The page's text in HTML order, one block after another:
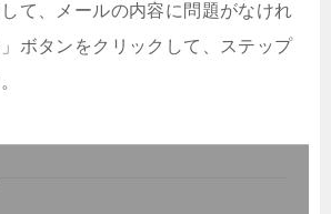
して、メールの内容に問題がなけれ
ボタンをクリックして、ステップ